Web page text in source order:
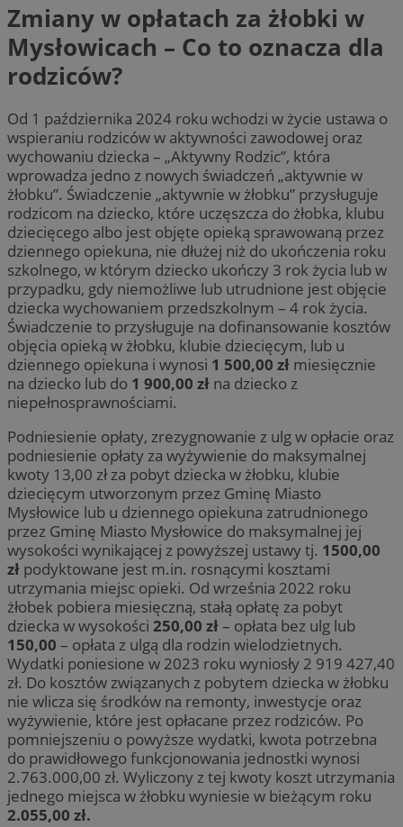
Zmiany w opłatach za żłobki w
Mysłowicach – Co to oznacza dla
rodziców?
Od 1 października 2024 roku wchodzi w życie ustawa o
wspieraniu rodziców w aktywności zawodowej oraz
wychowaniu dziecka – „Aktywny Rodzic”, która
wprowadza jedno z nowych świadczeń „aktywnie w
żłobku”. Świadczenie „aktywnie w żłobku” przysługuje
rodzicom na dziecko, które uczęszcza do żłobka, klubu
dziecięcego albo jest objęte opieką sprawowaną przez
dziennego opiekuna, nie dłużej niż do ukończenia roku
szkolnego, w którym dziecko ukończy 3 rok życia lub w
przypadku, gdy niemożliwe lub utrudnione jest objęcie
dziecka wychowaniem przedszkolnym – 4 rok życia.
Świadczenie to przysługuje na dofinansowanie kosztów
objęcia opieką w żłobku, klubie dziecięcym, lub u
dziennego opiekuna i wynosi 1 500,00 zł miesięcznie
na dziecko lub do 1 900,00 zł na dziecko z
niepełnosprawnościami.
Podniesienie opłaty, zrezygnowanie z ulg w opłacie oraz
podniesienie opłaty za wyżywienie do maksymalnej
kwoty 13,00 zł za pobyt dziecka w żłobku, klubie
dziecięcym utworzonym przez Gminę Miasto
Mysłowice lub u dziennego opiekuna zatrudnionego
przez Gminę Miasto Mysłowice do maksymalnej jej
wysokości wynikającej z powyższej ustawy tj. 1500,00
zł podyktowane jest m.in. rosnącymi kosztami
utrzymania miejsc opieki. Od września 2022 roku
żłobek pobiera miesięczną, stałą opłatę za pobyt
dziecka w wysokości 250,00 zł– opłata bez ulg lub
150,00 – opłata z ulgą dla rodzin wielodzietnych.
Wydatki poniesione w 2023 roku wyniosły 2 919 427,40
zł. Do kosztów związanych z pobytem dziecka w żłobku
nie wlicza się środków na remonty, inwestycje oraz
wyżywienie, które jest opłacane przez rodziców. Po
pomniejszeniu o powyższe wydatki, kwota potrzebna
do prawidłowego funkcjonowania jednostki wynosi
2.763.000,00 zł. Wyliczony z tej kwoty koszt utrzymania
jednego miejsca w żłobku wyniesie w bieżącym roku
2.055,00 zł.